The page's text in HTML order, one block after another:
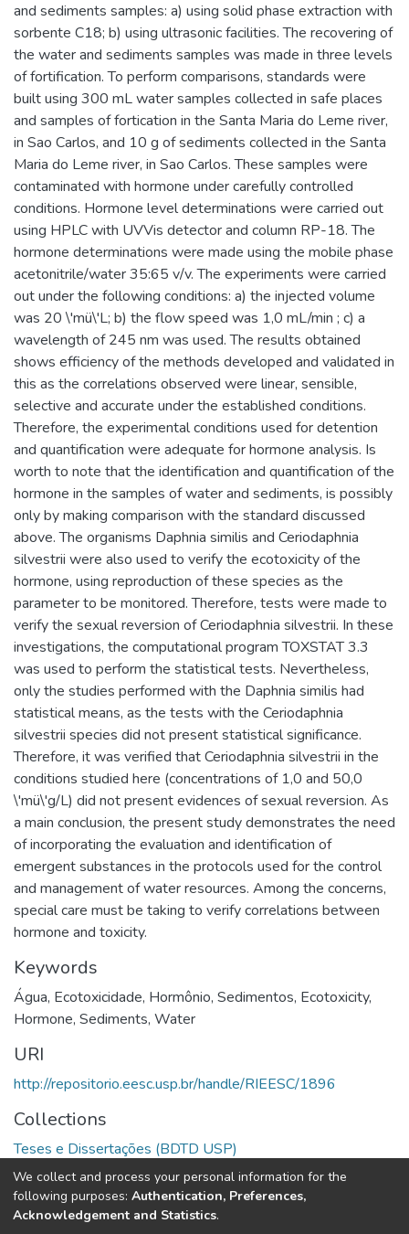
and sediments samples: a) using solid phase extraction with
sorbente C18; b) using ultrasonic facilities. The recovering of
the water and sediments samples was made in three levels
of fortification. To perform comparisons, standards were
built using 300 mL water samples collected in safe places
and samples of fortication in the Santa Maria do Leme river,
in Sao Carlos, and 10 g of sediments collected in the Santa
Maria do Leme river, in Sao Carlos. These samples were
contaminated with hormone under carefully controlled
conditions. Hormone level determinations were carried out
using HPLC with UVVis detector and column RP-18. The
hormone determinations were made using the mobile phase
acetonitrile/water 35:65 v/v. The experiments were carried
out under the following conditions: a) the injected volume
was 20 \'mü\'L; b) the flow speed was 1,0 mL/min ; c) a
wavelength of 245 nm was used. The results obtained
shows efficiency of the methods developed and validated in
this as the correlations observed were linear, sensible,
selective and accurate under the established conditions.
Therefore, the experimental conditions used for detention
and quantification were adequate for hormone analysis. Is
worth to note that the identification and quantification of the
hormone in the samples of water and sediments, is possibly
only by making comparison with the standard discussed
above. The organisms Daphnia similis and Ceriodaphnia
silvestrii were also used to verify the ecotoxicity of the
hormone, using reproduction of these species as the
parameter to be monitored. Therefore, tests were made to
verify the sexual reversion of Ceriodaphnia silvestrii. In these
investigations, the computational program TOXSTAT 3.3
was used to perform the statistical tests. Nevertheless,
only the studies performed with the Daphnia similis had
statistical means, as the tests with the Ceriodaphnia
silvestrii species did not present statistical significance.
Therefore, it was verified that Ceriodaphnia silvestrii in the
conditions studied here (concentrations of 1,0 and 50,0
\'mü\'g/L) did not present evidences of sexual reversion. As
a main conclusion, the present study demonstrates the need
of incorporating the evaluation and identification of
emergent substances in the protocols used for the control
and management of water resources. Among the concerns,
special care must be taking to verify correlations between
hormone and toxicity.
Keywords
Água, Ecotoxicidade, Hormônio, Sedimentos, Ecotoxicity,
Hormone, Sediments, Water
URI
http://repositorio.eesc.usp.br/handle/RIEESC/1896
Collections
Teses e Dissertações (BDTD USP)
Full item page
We collect and process your personal information for the
following purposes: Authentication, Preferences,
Acknowledgement and Statistics.